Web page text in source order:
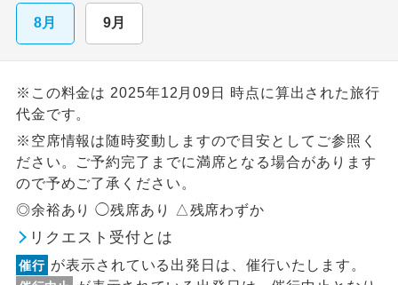
8月 9月
※この料金は 2025年12月09日 時点に算出された旅行
代金です。
※空席情報は随時変動しますので目安としてご参照く
ださい。ご予約完了までに満席となる場合があります
ので予めご了承ください。
◎余裕あり ◯残席あり △残席わずか
リクエスト受付とは
催行 が表示されている出発日は、催行いたします。